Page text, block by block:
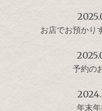
お店でお預かり
予約の
年末